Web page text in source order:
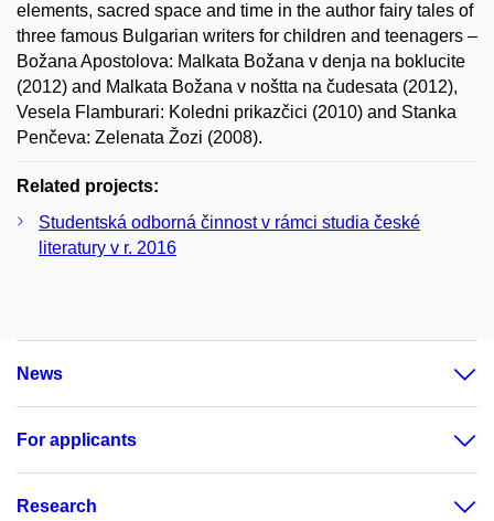
elements, sacred space and time in the author fairy tales of
three famous Bulgarian writers for children and teenagers –
Božana Apostolova: Malkata Božana v denja na boklucite
(2012) and Malkata Božana v noštta na čudesata (2012),
Vesela Flamburari: Koledni prikazčici (2010) and Stanka
Penčeva: Zelenata Žozi (2008).
Related projects:
Studentská odborná činnost v rámci studia české
literatury v r. 2016
News
For applicants
Research